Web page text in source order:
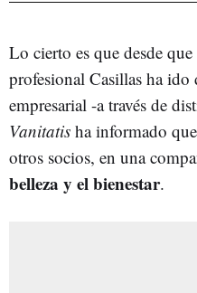
Lo cierto es que desde
profesional Casillas ha ido
empresarial -a través de
Vanitatis ha informado
otros socios, en una
belleza y el bienestar.